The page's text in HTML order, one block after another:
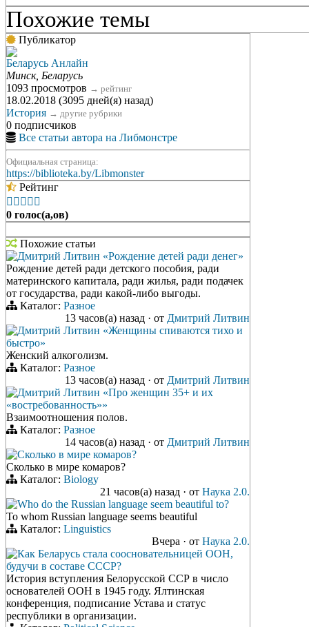
Похожие темы
Публикатор
Беларусь Анлайн
Минск, Беларусь
1093 просмотров → рейтинг
18.02.2018 (3095 дней(я) назад)
История → другие рубрики
0 подписчиков
Все статьи автора на Либмонстре
Официальная страница:
https://biblioteka.by/Libmonster
Рейтинг
    
0 голос(а,ов)
Похожие статьи
Дмитрий Литвин «Рождение детей ради денег»
Рождение детей ради детского пособия, ради
материнского капитала, ради жилья, ради подачек
от государства, ради какой-либо выгоды.
Каталог: Разное
13 часов(а) назад · от Дмитрий Литвин
Дмитрий Литвин «Женщины спиваются тихо и
быстро»
Женский алкоголизм.
Каталог: Разное
13 часов(а) назад · от Дмитрий Литвин
Дмитрий Литвин «Про женщин 35+ и их
«востребованность»»
Взаимоотношения полов.
Каталог: Разное
14 часов(а) назад · от Дмитрий Литвин
Сколько в мире комаров?
Сколько в мире комаров?
Каталог: Biology
21 часов(а) назад · от Наука 2.0.
Who do the Russian language seem beautiful to?
To whom Russian language seems beautiful
Каталог: Linguistics
Вчера · от Наука 2.0.
Как Беларусь стала соосновательницей ООН,
будучи в составе СССР?
История вступления Белорусской ССР в число
основателей ООН в 1945 году. Ялтинская
конференция, подписание Устава и статус
республики в организации.